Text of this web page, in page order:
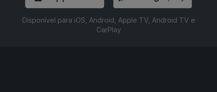
Disponível para iOS, Android, Apple TV, Android TV e
CarPlay